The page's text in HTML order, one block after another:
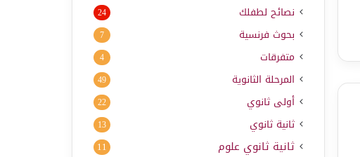
نصائح لطفلك 24
بحوث فرنسية 7
متفرقات 4
المرحلة الثانوية 49
أولى ثانوي 22
ثانية ثانوي 13
ثانية ثانوي علوم 11